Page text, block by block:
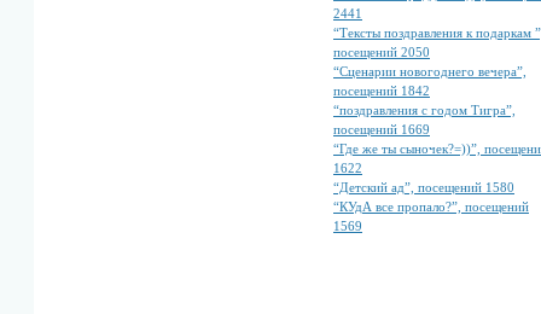
2441
“Тексты поздравления к подаркам
посещений 2050
“Сценарии новогоднего вечера”,
посещений 1842
“поздравления с годом Тигра”,
посещений 1669
“Где же ты сыночек?=))”,
1622
“Детский ад”, посещений 1580
“КУдА все пропало?”, посещений
1569